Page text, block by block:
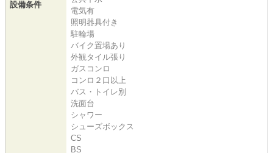
設備条件
電気有
照明器具付き
駐輪場
バイク置場あり
外観タイル張り
ガスコンロ
コンロ２口以上
バス・トイレ別
洗面台
シャワー
シューズボックス
CS
BS